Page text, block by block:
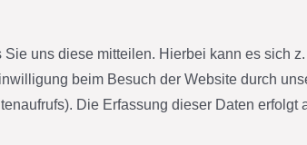
uns diese mitteilen. Hierbei kann es sich
beim Besuch der Website durch
Die Erfassung dieser Daten